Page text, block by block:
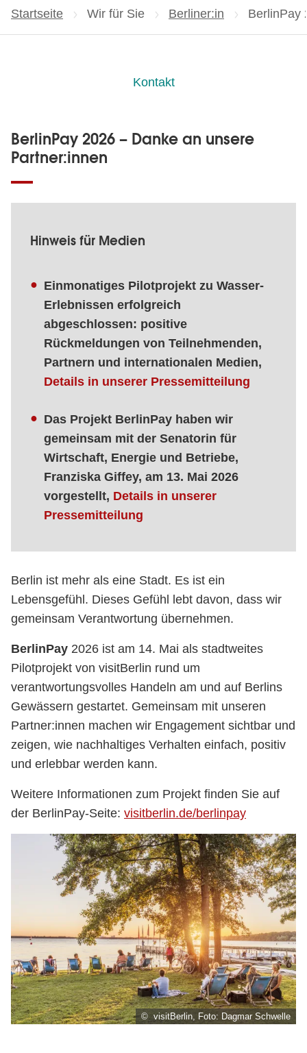
Startseite Wir für Sie Berliner:in Aktuelle
BerlinPay
Kontakt
BerlinPay 2026 – Danke an unsere
Partner:innen
Hinweis für Medien
Einmonatiges Pilotprojekt zu Wasser-
Erlebnissen erfolgreich
abgeschlossen: positive
Rückmeldungen von Teilnehmenden,
Partnern und internationalen Medien,
Details in unserer Pressemitteilung
Das Projekt BerlinPay haben wir
gemeinsam mit der Senatorin für
Wirtschaft, Energie und Betriebe,
Franziska Giffey, am 13. Mai 2026
vorgestellt, Details in unserer
Pressemitteilung
© visitBerlin, Foto: Dagmar Schwelle
Berlin ist mehr als eine Stadt. Es ist ein
Lebensgefühl. Dieses Gefühl lebt davon, dass wir
gemeinsam Verantwortung übernehmen.
BerlinPay 2026 ist am 14. Mai als stadtweites
Pilotprojekt von visitBerlin rund um
verantwortungsvolles Handeln am und auf Berlins
Gewässern gestartet. Gemeinsam mit unseren
Partner:innen machen wir Engagement sichtbar und
zeigen, wie nachhaltiges Verhalten einfach, positiv
und erlebbar werden kann.
Weitere Informationen zum Projekt finden Sie auf
der BerlinPay-Seite: visitberlin.de/berlinpay